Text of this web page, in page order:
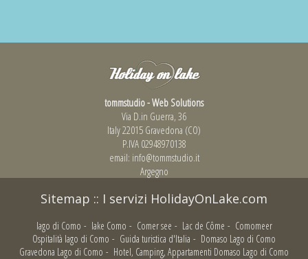
tommstudio - Web Solutions
Via D.in Guerra, 36
Italy 22015 Gravedona (CO)
P.IVA 02948970138
email: info@tommstudio.it
Argegno
Sitemap :: I servizi HolidayOnLake.com
lago di Como - lake Como - Comer see - Lac de Côme - Comomeer
Ospitalità lago di Como - Guida turistica d'Italia - Domaso Lago di Como
Gravedona Lago di Como - Hotel, Camping, Appartamenti Domaso Lago di Como